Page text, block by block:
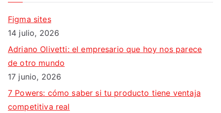
Figma sites
14 julio, 2026
Adriano Olivetti: el empresario que hoy nos parece
de otro mundo
17 junio, 2026
7 Powers: cómo saber si tu producto tiene ventaja
competitiva real